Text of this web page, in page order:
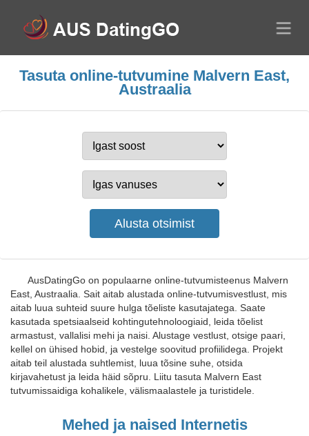
Tasuta online-tutvumine Malvern East,
Austraalia
AusDatingGo on populaarne online-tutvumisteenus Malvern
East, Austraalia. Sait aitab alustada online-tutvumisvestlust, mis
aitab luua suhteid suure hulga tõeliste kasutajatega. Saate
kasutada spetsiaalseid kohtingutehnoloogiaid, leida tõelist
armastust, vallalisi mehi ja naisi. Alustage vestlust, otsige paari,
kellel on ühised hobid, ja vestelge soovitud profiilidega. Projekt
aitab teil alustada suhtlemist, luua tõsine suhe, otsida
kirjavahetust ja leida häid sõpru. Liitu tasuta Malvern East
tutvumissaidiga kohalikele, välismaalastele ja turistidele.
Mehed ja naised Internetis